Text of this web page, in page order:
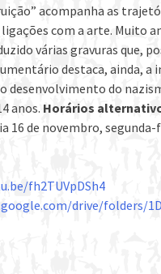
acompanha as
com a arte. Muito
várias gravuras que,
destaca, ainda, a
desenvolvimento do
anos. Horários
16 de novembro,
fh2TUVpDSh4
drive/folders/